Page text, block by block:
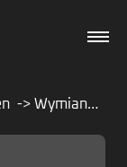
Wymiana reflektorów